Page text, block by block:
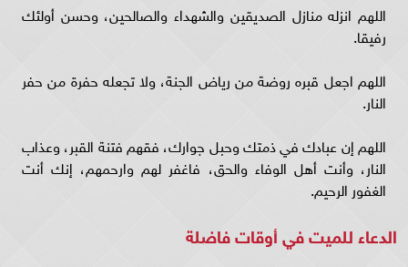
اللهم انزله منازل الصديقين والشهداء والصالحين، وحسن أولئك
رفيقا.
اللهم اجعل قبره روضة من رياض الجنة، ولا تجعله حفرة من حفر
النار.
اللهم إن عبادك في ذمتك وحبل جوارك، فقهم فتنة القبر، وعذاب
النار، وأنت أهل الوفاء والحق، فاغفر لهم وارحمهم، إنك أنت
الغفور الرحيم.
الدعاء للميت في أوقات فاضلة